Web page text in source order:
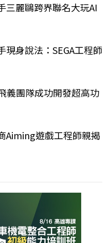
三麗鷗跨界聯名大玩AI
身說法：SEGA工程師
義團隊成功開發超高功
Aiming遊戲工程師親揭